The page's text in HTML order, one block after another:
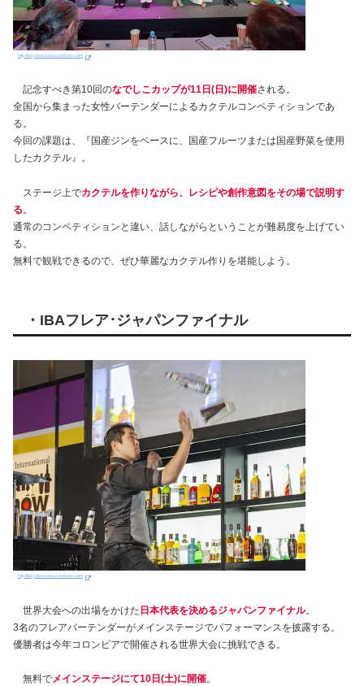
http://tokyobarshow.com/index.html
記念すべき第10回のなでしこカップが11日(日)に開催される。
全国から集まった女性バーテンダーによるカクテルコンペティションであ
る。
今回の課題は、『国産ジンをベースに、国産フルーツまたは国産野菜を使用
したカクテル』。
ステージ上でカクテルを作りながら、レシピや創作意図をその場で説明す
る 。
通常のコンペティションと違い、話しながらということが難易度を上げてい
る。
無料で観戦できるので、ぜひ華麗なカクテル作りを堪能しよう。
・ IBAフレア･ジャパンファイナル
http://tokyobarshow.com/index.html
世界大会への出場をかけた 日本代表を決めるジャパンファイナル。
3名のフレアバーテンダーがメインステージでパフォーマンスを披露する。
優勝者は今年コロンビアで開催される世界大会に挑戦できる。
無料でメインステージにて10日(土)に開催。